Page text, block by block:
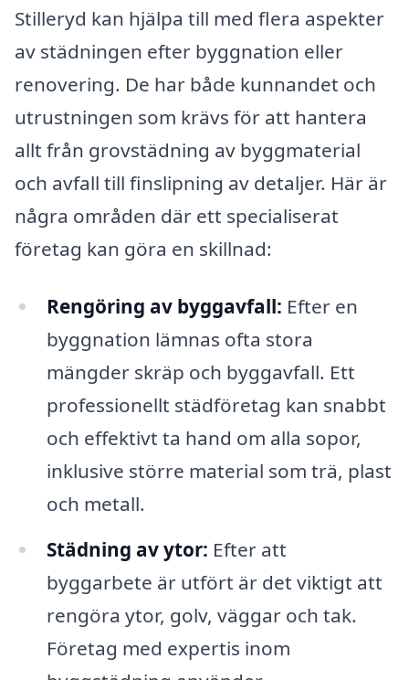
Stilleryd kan hjälpa till med flera aspekter
av städningen efter byggnation eller
renovering. De har både kunnandet och
utrustningen som krävs för att hantera
allt från grovstädning av byggmaterial
och avfall till finslipning av detaljer. Här är
några områden där ett specialiserat
företag kan göra en skillnad:
Rengöring av byggavfall: Efter en
byggnation lämnas ofta stora
mängder skräp och byggavfall. Ett
professionellt städföretag kan snabbt
och effektivt ta hand om alla sopor,
inklusive större material som trä, plast
och metall.
Städning av ytor: Efter att
byggarbete är utfört är det viktigt att
rengöra ytor, golv, väggar och tak.
Företag med expertis inom